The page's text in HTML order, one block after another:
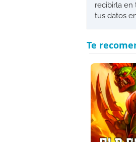
recibirla
tus datos